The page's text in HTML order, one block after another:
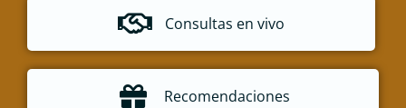
Consultas en vivo
Recomendaciones